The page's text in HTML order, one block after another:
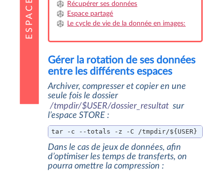
Récupérer ses données
Espace partagé
Le cycle de vie de la donnée en images:
Gérer la rotation de ses données
entre les différents espaces
Archiver, compresser et copier en une
seule fois le dossier
/tmpdir/$USER/dossier_resultat sur
l’espace STORE :
tar -c --totals -z -C /tmpdir/${USER} -f /
Dans le cas de jeux de données, afin
d’optimiser les temps de transferts, on
pourra omettre la compression :